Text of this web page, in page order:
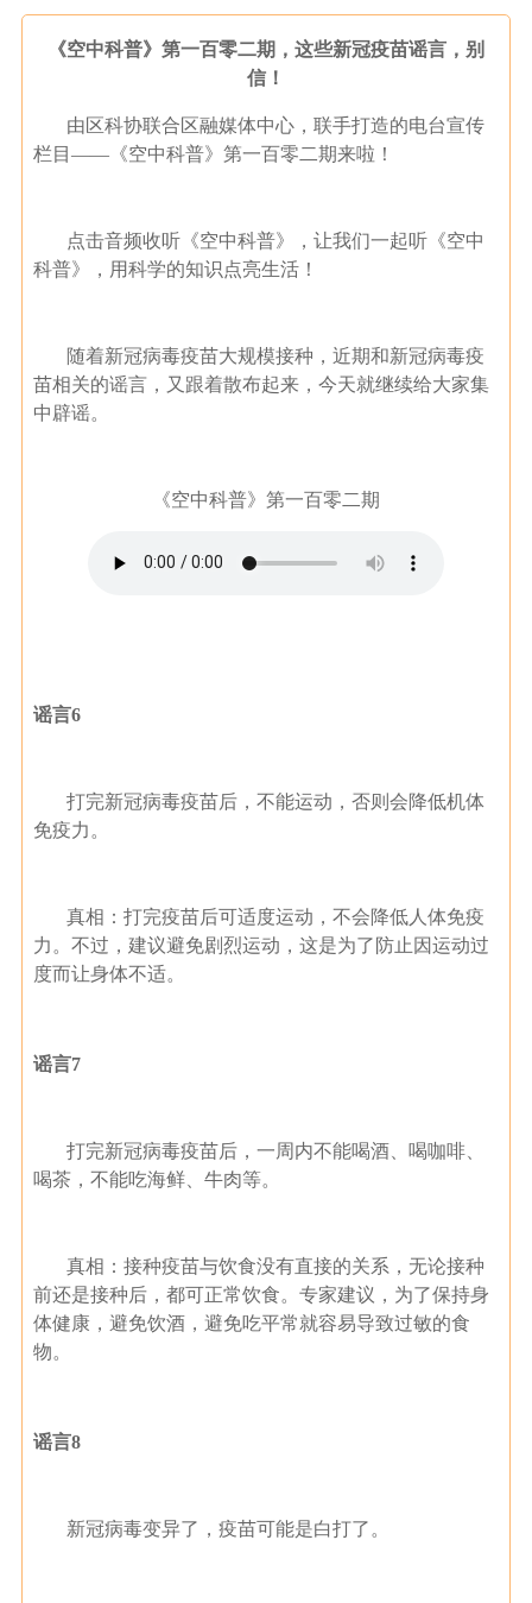
《空中科普》第一百零二期，这些新冠疫苗谣言，别
信！
由区科协联合区融媒体中心，联手打造的电台宣传
栏目——《空中科普》第一百零二期来啦！
点击音频收听《空中科普》，让我们一起听《空中
科普》，用科学的知识点亮生活！
随着新冠病毒疫苗大规模接种，近期和新冠病毒疫
苗相关的谣言，又跟着散布起来，今天就继续给大家集
中辟谣。
《空中科普》第一百零二期
谣言6
打完新冠病毒疫苗后，不能运动，否则会降低机体
免疫力。
真相：打完疫苗后可适度运动，不会降低人体免疫
力。不过，建议避免剧烈运动，这是为了防止因运动过
度而让身体不适。
谣言7
打完新冠病毒疫苗后，一周内不能喝酒、喝咖啡、
喝茶，不能吃海鲜、牛肉等。
真相：接种疫苗与饮食没有直接的关系，无论接种
前还是接种后，都可正常饮食。专家建议，为了保持身
体健康，避免饮酒，避免吃平常就容易导致过敏的食
物。
谣言8
新冠病毒变异了，疫苗可能是白打了。